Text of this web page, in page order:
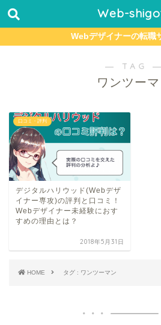
Web-
Webデザイナーの転職
― TAG ―
ワンツー
口コミ・評判
デジタルハリウッド(Webデザ
イナー専攻)の評判と口コミ！
Webデザイナー未経験におす
すめの理由とは？
2018年5月31日
HOME タグ : ワンツーマン